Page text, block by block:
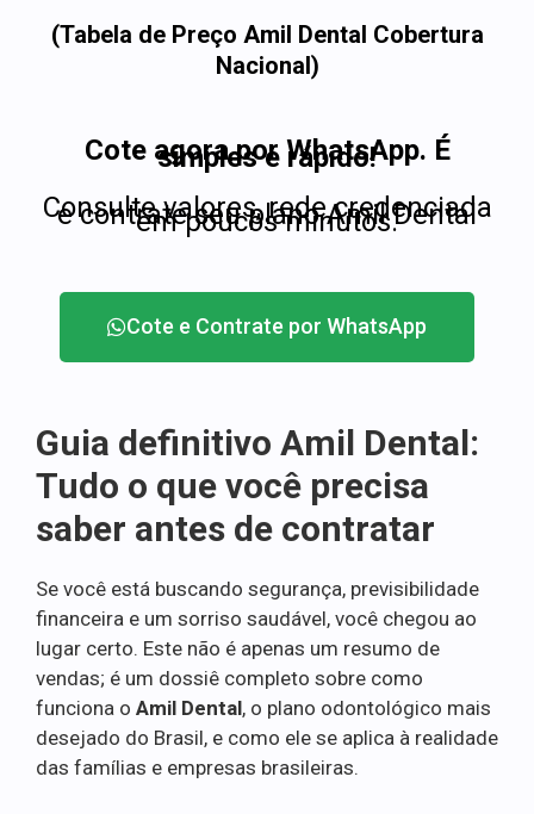
(Tabela de Preço Amil Dental Cobertura
Nacional)
Cote agora por WhatsApp. É
simples e rápido!
Consulte valores, rede credenciada
e contrate seu plano Amil Dental
em poucos minutos.
Cote e Contrate por WhatsApp
Guia definitivo Amil Dental:
Tudo o que você precisa
saber antes de contratar
Se você está buscando segurança, previsibilidade
financeira e um sorriso saudável, você chegou ao
lugar certo. Este não é apenas um resumo de
vendas; é um dossiê completo sobre como
funciona o Amil Dental, o plano odontológico mais
desejado do Brasil, e como ele se aplica à realidade
das famílias e empresas brasileiras.